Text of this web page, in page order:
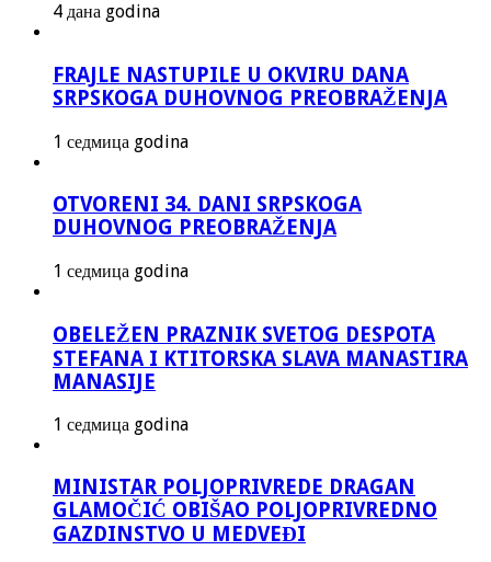
4 дана godina
FRAJLE NASTUPILE U OKVIRU DANA
SRPSKOGA DUHOVNOG PREOBRAŽENJA
1 седмица godina
OTVORENI 34. DANI SRPSKOGA
DUHOVNOG PREOBRAŽENJA
1 седмица godina
OBELEŽEN PRAZNIK SVETOG DESPOTA
STEFANA I KTITORSKA SLAVA MANASTIRA
MANASIJE
1 седмица godina
MINISTAR POLJOPRIVREDE DRAGAN
GLAMOČIĆ OBIŠAO POLJOPRIVREDNO
GAZDINSTVO U MEDVEĐI